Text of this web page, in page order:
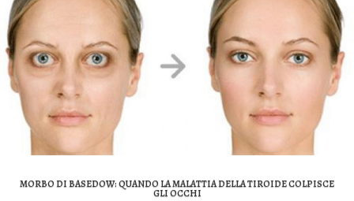
MORBO DI BASEDOW: QUANDO LA MALATTIA DELLA TIROIDE COLPISCE
GLI OCCHI